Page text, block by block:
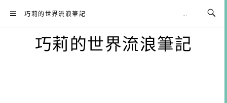
巧莉的世界流浪筆記
巧莉的世界流浪筆記